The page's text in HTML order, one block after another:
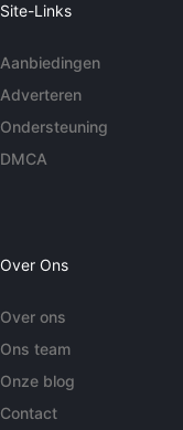
Site-Links
Aanbiedingen
Adverteren
Ondersteuning
DMCA
Over Ons
Over ons
Ons team
Onze blog
Contact